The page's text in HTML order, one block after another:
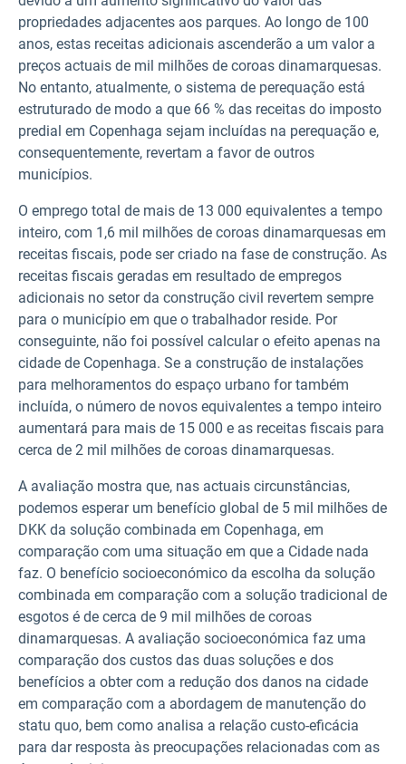
propriedades adjacentes aos parques. Ao longo de 100
anos, estas receitas adicionais ascenderão a um valor a
preços actuais de mil milhões de coroas dinamarquesas.
No entanto, atualmente, o sistema de perequação está
estruturado de modo a que 66 % das receitas do imposto
predial em Copenhaga sejam incluídas na perequação e,
consequentemente, revertam a favor de outros
municípios.
O emprego total de mais de 13 000 equivalentes a tempo
inteiro, com 1,6 mil milhões de coroas dinamarquesas em
receitas fiscais, pode ser criado na fase de construção. As
receitas fiscais geradas em resultado de empregos
adicionais no setor da construção civil revertem sempre
para o município em que o trabalhador reside. Por
conseguinte, não foi possível calcular o efeito apenas na
cidade de Copenhaga. Se a construção de instalações
para melhoramentos do espaço urbano for também
incluída, o número de novos equivalentes a tempo inteiro
aumentará para mais de 15 000 e as receitas fiscais para
cerca de 2 mil milhões de coroas dinamarquesas.
A avaliação mostra que, nas actuais circunstâncias,
podemos esperar um benefício global de 5 mil milhões de
DKK da solução combinada em Copenhaga, em
comparação com uma situação em que a Cidade nada
faz. O benefício socioeconómico da escolha da solução
combinada em comparação com a solução tradicional de
esgotos é de cerca de 9 mil milhões de coroas
dinamarquesas. A avaliação socioeconómica faz uma
comparação dos custos das duas soluções e dos
benefícios a obter com a redução dos danos na cidade
em comparação com a abordagem de manutenção do
statu quo, bem como analisa a relação custo-eficácia
para dar resposta às preocupações relacionadas com as